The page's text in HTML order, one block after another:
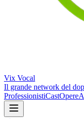
Vix Vocal
Il grande network del
ProfessionistiCastOpere